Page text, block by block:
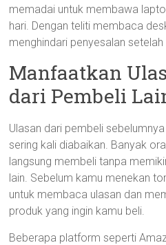
memadai untuk membawa
hari. Dengan teliti membaca
menghindari penyesalan
Manfaatkan
dari Pembeli
Ulasan dari pembeli
sering kali diabaikan. Banyak
langsung membeli tanpa
lain. Sebelum kamu menekan
untuk membaca ulasan dan
produk yang ingin kamu beli.
Beberapa platform seperti